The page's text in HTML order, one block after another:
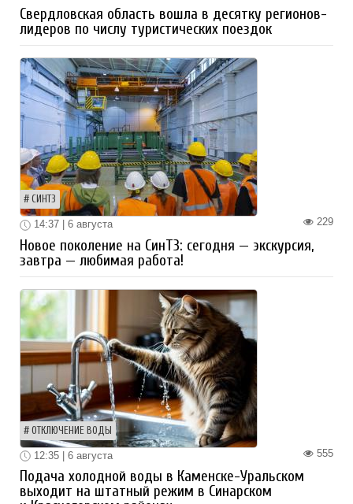
Свердловская область вошла в десятку регионов-
лидеров по числу туристических поездок
СИНТЗ
229
14:37 | 6 августа
Новое поколение на СинТЗ: сегодня — экскурсия,
завтра — любимая работа!
ОТКЛЮЧЕНИЕ ВОДЫ
555
12:35 | 6 августа
Подача холодной воды в Каменске-Уральском
выходит на штатный режим в Синарском